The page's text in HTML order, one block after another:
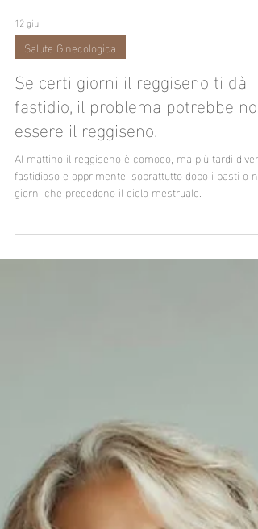
Salute Ginecologica
Se certi giorni il reggiseno ti dà
fastidio, il problema potrebbe non
essere il reggiseno.
Al mattino il reggiseno è comodo, ma più tardi
giorni che precedono il ciclo mestruale.